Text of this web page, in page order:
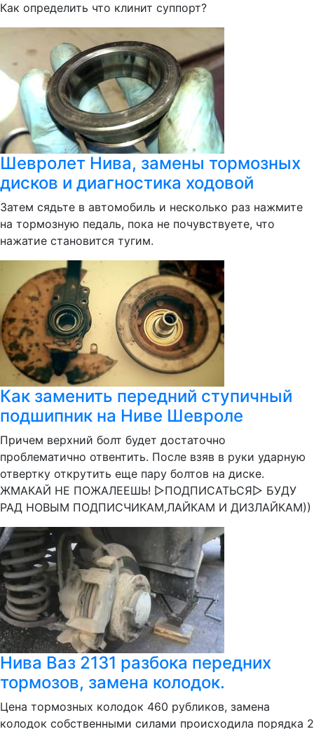
Как определить что клинит суппорт?
Шевролет Нива, замены тормозных
дисков и диагностика ходовой
Затем сядьте в автомобиль и несколько раз нажмите
на тормозную педаль, пока не почувствуете, что
нажатие становится тугим.
Как заменить передний ступичный
подшипник на Ниве Шевроле
Причем верхний болт будет достаточно
проблематично отвентить. После взяв в руки ударную
отвертку открутить еще пару болтов на диске.
ЖМАКАЙ НЕ ПОЖАЛЕЕШЬ! ▻ПОДПИСАТЬСЯ▻ БУДУ
РАД НОВЫМ ПОДПИСЧИКАМ,ЛАЙКАМ И ДИЗЛАЙКАМ))
Нива Ваз 2131 разбока передних
тормозов, замена колодок.
Цена тормозных колодок 460 рубликов, замена
колодок собственными силами происходила порядка 2